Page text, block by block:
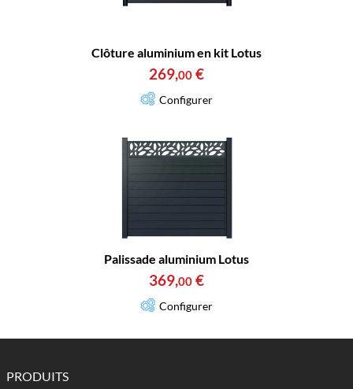
Clôture aluminium en kit Lotus
269,00 €
Configurer
Palissade aluminium Lotus
369,00 €
Configurer
PRODUITS